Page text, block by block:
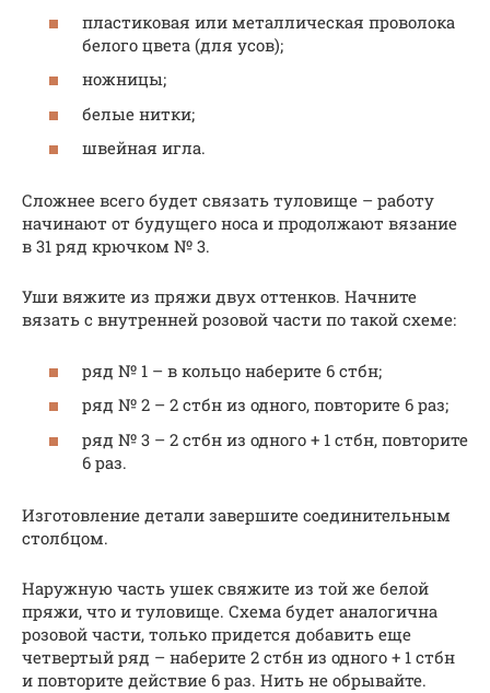
пластиковая или металлическая проволока
белого цвета (для усов);
ножницы;
белые нитки;
швейная игла.
Сложнее всего будет связать туловище – работу
начинают от будущего носа и продолжают вязание
в 31 ряд крючком № 3.
Уши вяжите из пряжи двух оттенков. Начните
вязать с внутренней розовой части по такой схеме:
ряд № 1 – в кольцо наберите 6 стбн;
ряд № 2 – 2 стбн из одного, повторите 6 раз;
ряд № 3 – 2 стбн из одного + 1 стбн, повторите
6 раз.
Изготовление детали завершите соединительным
столбцом.
Наружную часть ушек свяжите из той же белой
пряжи, что и туловище. Схема будет аналогична
розовой части, только придется добавить еще
четвертый ряд – наберите 2 стбн из одного + 1 стбн
и повторите действие 6 раз. Нить не обрывайте.